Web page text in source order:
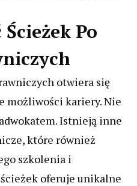
Po
otwiera się
możliwości kariery. Nie
Istnieją inne
które również
szkolenia i
oferuje unikalne